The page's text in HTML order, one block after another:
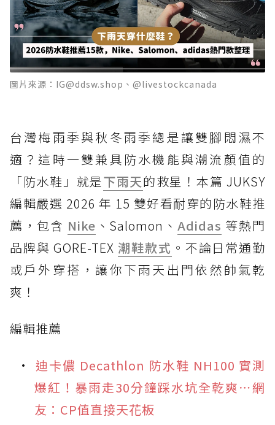
圖片來源：IG@ddsw.shop、@livestockcanada
台灣梅雨季與秋冬雨季總是讓雙腳悶濕不
適？這時一雙兼具防水機能與潮流顏值的
「防水鞋」就是下雨天的救星！本篇 JUKSY
編輯嚴選 2026 年 15 雙好看耐穿的防水鞋推
薦，包含 Nike 、Salomon、Adidas 等熱門
品牌與 GORE-TEX 潮鞋款式 。不論日常通勤
或戶外穿搭，讓你下雨天出門依然帥氣乾
爽！
編輯推薦
迪卡儂 Decathlon 防水鞋 NH100 實測
爆紅！暴雨走30分鐘踩水坑全乾爽⋯網
友：CP值直接天花板